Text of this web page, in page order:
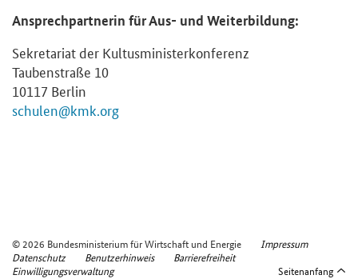
Ansprechpartnerin für Aus- und Weiterbildung:
Sekretariat der Kultusministerkonferenz
Taubenstraße 10
10117 Berlin
schulen@kmk.org
© 2026 Bundesministerium für Wirtschaft und Energie
Impressum
Datenschutz
Benutzerhinweis
Barrierefreiheit
Einwilligungsverwaltung
Seitenanfang